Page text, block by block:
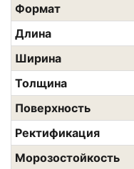
Формат
Длина
Ширина
Толщина
Поверхность
Ректификация
Морозостойкость